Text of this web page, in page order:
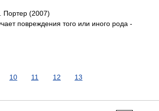
Портер (2007)
повреждения того или иного рода -
10 11 12 13